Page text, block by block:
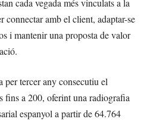
cada vegada més vinculats a la
connectar amb el client, adaptar-se
i mantenir una proposta de valor
tercer any consecutiu el
fins a 200, oferint una radiografia
espanyol a partir de 64.764